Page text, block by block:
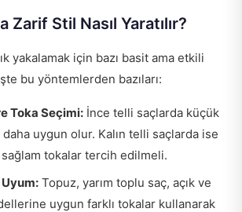
Zarif Stil Nasıl Yaratılır?
yakalamak için bazı basit ama etkili
bu yöntemlerden bazıları:
Toka Seçimi: İnce telli saçlarda küçük
uygun olur. Kalın telli saçlarda ise
tokalar tercih edilmeli.
Topuz, yarım toplu saç, açık ve
uygun farklı tokalar kullanarak